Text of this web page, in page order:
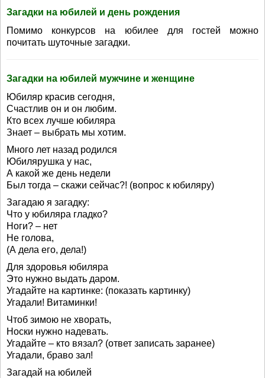
Загадки на юбилей и день рождения
Помимо конкурсов на юбилее для гостей можно
почитать шуточные загадки.
Загадки на юбилей мужчине и женщине
Юбиляр красив сегодня,
Счастлив он и он любим.
Кто всех лучше юбиляра
Знает – выбрать мы хотим.
Много лет назад родился
Юбилярушка у нас,
А какой же день недели
Был тогда – скажи сейчас?! (вопрос к юбиляру)
Загадаю я загадку:
Что у юбиляра гладко?
Ноги? – нет
Не голова,
(А дела его, дела!)
Для здоровья юбиляра
Это нужно выдать даром.
Угадайте на картинке: (показать картинку)
Угадали! Витаминки!
Чтоб зимою не хворать,
Носки нужно надевать.
Угадайте – кто вязал? (ответ записать заранее)
Угадали, браво зал!
Загадай на юбилей